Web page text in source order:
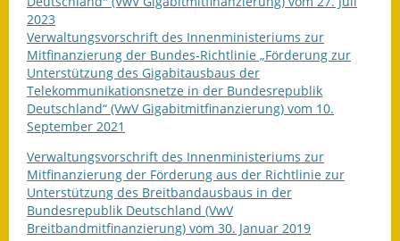
2023
Verwaltungsvorschrift des Innenministeriums zur
Mitfinanzierung der Bundes-Richtlinie „Förderung zur
Unterstützung des Gigabitausbaus der
Telekommunikationsnetze in der Bundesrepublik
Deutschland“ (VwV Gigabitmitfinanzierung) vom 10.
September 2021
Verwaltungsvorschrift des Innenministeriums zur
Mitfinanzierung der Förderung aus der Richtlinie zur
Unterstützung des Breitbandausbaus in der
Bundesrepublik Deutschland (VwV
Breitbandmitfinanzierung) vom 30. Januar 2019